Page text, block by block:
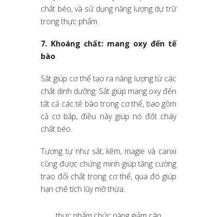
chất béo, và sử dụng năng lượng dự trữ
trong thực phẩm.
7. Khoáng chất: mang oxy đến tế
bào
Sắt giúp cơ thể tạo ra năng lượng từ các
chất dinh dưỡng. Sắt giúp mang oxy đến
tất cả các tế bào trong cơ thể, bao gồm
cả cơ bắp, điều này giúp nó đốt cháy
chất béo.
Tương tự như sắt, kẽm, magie và canxi
cũng được chứng minh giúp tăng cường
trao đổi chất trong cơ thể, qua đó giúp
hạn chế tích lũy mỡ thừa.